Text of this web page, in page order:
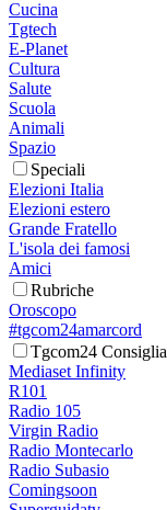
Cucina
Tgtech
E-Planet
Cultura
Salute
Scuola
Animali
Spazio
Speciali
Elezioni Italia
Elezioni estero
Grande Fratello
L'isola dei famosi
Amici
Rubriche
Oroscopo
#tgcom24amarcord
Tgcom24 Consiglia
Mediaset Infinity
R101
Radio 105
Virgin Radio
Radio Montecarlo
Radio Subasio
Comingsoon